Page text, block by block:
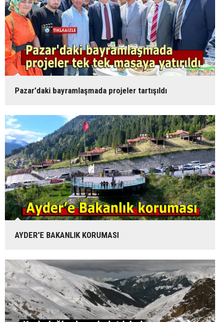
Pazar'daki bayramlaşmada projeler tartışıldı
AYDER'E BAKANLIK KORUMASI